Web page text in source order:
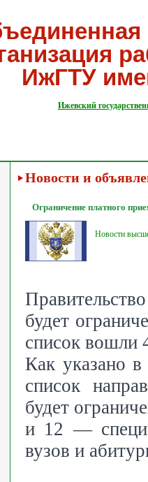
ИжГТУ
Ижевский
Новости и
Ограничение платного
Новости
будет
список вошли
Как указано
список
будет
и 12 —
вузов и